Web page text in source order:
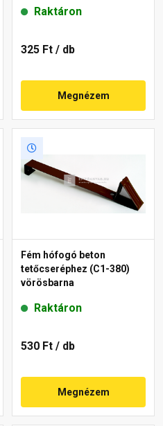
Raktáron
325 Ft / db
Megnézem
Fém hófogó beton
tetőcseréphez (C1-380)
vörösbarna
Raktáron
530 Ft / db
Megnézem